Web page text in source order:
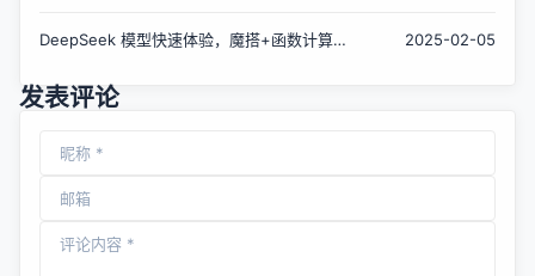
DeepSeek 模型快速体验，魔搭+函数计算一
2025-02-05
发表评论